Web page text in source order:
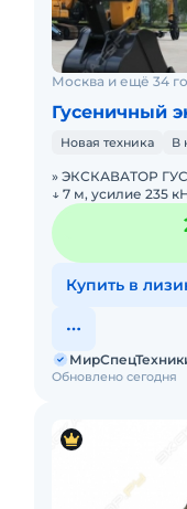
Москва и ещё 34
Гусеничный
Новая техника В
» ЭКСКАВАТОР
↓ 7 м, усилие 235
2025 г. В
Купить в
Обновлено сегодня